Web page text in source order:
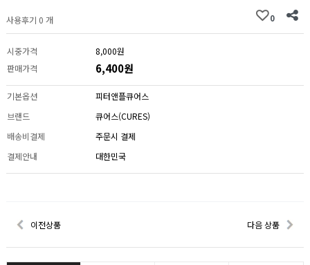
사용후기 0 개 0
시중가격
8,000원
판매가격
6,400원
기본옵션
피터앤플큐어스
브랜드
큐어스(CURES)
배송비결제
주문시 결제
결제안내
대한민국
이전상품 다음 상품